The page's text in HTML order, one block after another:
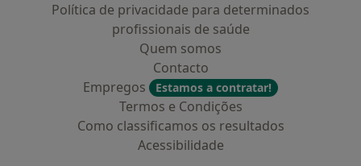
Política de privacidade para determinados
profissionais de saúde
Quem somos
Contacto
Empregos
Estamos a contratar!
Termos e Condições
Como classificamos os resultados
Acessibilidade